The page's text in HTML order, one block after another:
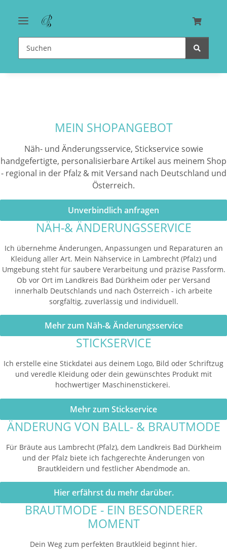
zum Schuleingang
MEIN SHOPANGEBOT
Näh- und Änderungsservice, Stickservice sowie
handgefertigte, personalisierbare Artikel aus meinem Shop
- regional in der Pfalz & mit Versand nach Deutschland und
Österreich.
Unverbindlich anfragen
NÄH-& ÄNDERUNGSSERVICE
Ich übernehme Änderungen, Anpassungen und Reparaturen an
Kleidung aller Art. Mein Nähservice in Lambrecht (Pfalz) und
Umgebung steht für saubere Verarbeitung und präzise Passform.
Ob vor Ort im Landkreis Bad Dürkheim oder per Versand
innerhalb Deutschlands und nach Österreich - ich arbeite
sorgfältig, zuverlässig und individuell.
Mehr zum Näh-& Änderungsservice
STICKSERVICE
Ich erstelle eine Stickdatei aus deinem Logo, Bild oder Schriftzug
und veredle Kleidung oder dein gewünschtes Produkt mit
hochwertiger Maschinenstickerei.
Mehr zum Stickservice
ÄNDERUNG VON BALL- & BRAUTMODE
Für Bräute aus Lambrecht (Pfalz), dem Landkreis Bad Dürkheim
und der Pfalz biete ich fachgerechte Änderungen von
Brautkleidern und festlicher Abendmode an.
Hier erfährst du mehr darüber.
BRAUTMODE - EIN BESONDERER
MOMENT
Dein Weg zum perfekten Brautkleid beginnt hier.